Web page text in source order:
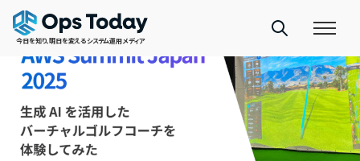
今日を知り、明日を変えるシステム運用メディア